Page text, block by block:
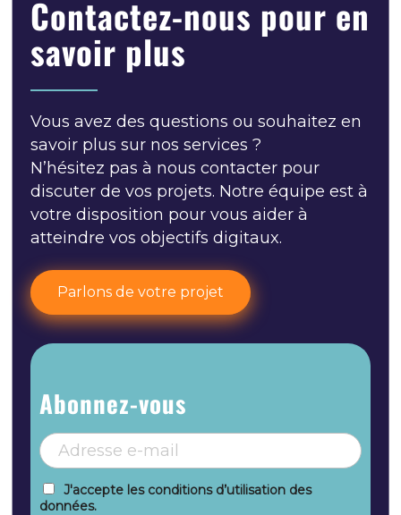
Contactez-nous pour en
savoir plus
Vous avez des questions ou souhaitez en
savoir plus sur nos services ?
N’hésitez pas à nous contacter pour
discuter de vos projets. Notre équipe est à
votre disposition pour vous aider à
atteindre vos objectifs digitaux.
Parlons de votre projet
Abonnez-vous
J'accepte les conditions d’utilisation des
données.